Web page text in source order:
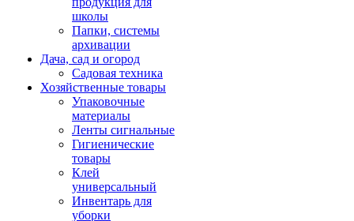
школы
Папки, системы
архивации
Дача, сад и огород
Садовая техника
Хозяйственные товары
Упаковочные
материалы
Ленты сигнальные
Гигиенические
товары
Клей
универсальный
Инвентарь для
уборки